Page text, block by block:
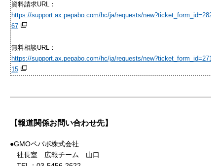
資料請求URL：
https://support.ax.pepabo.com/hc/ja/requests/
67
無料相談URL：
https://support.ax.pepabo.com/hc/ja/requests/
15
【報道関係お問い合わせ先】
●GMOペパボ株式会社
社長室 広報チーム 山口